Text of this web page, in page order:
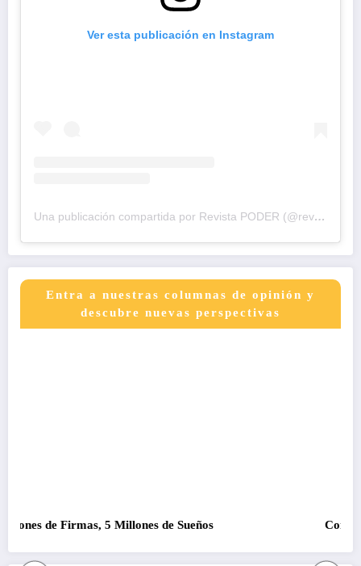
Ver esta publicación en Instagram
Una publicación compartida por Revista PODER (@revistapodercol)
Entra a nuestras columnas de opinión y
descubre nuevas perspectivas
de Firmas, 5 Millones de Sueños Como que